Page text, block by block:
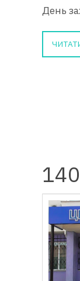
День